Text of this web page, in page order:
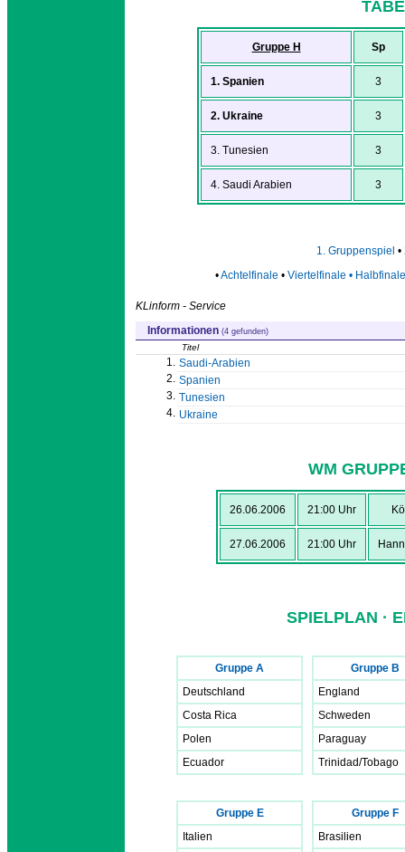
Gruppe H Sp
1. Spanien 3
2. Ukraine 3
3. Tunesien 3
4. Saudi Arabien 3
1. Gruppenspiel •
•Achtelfinale • Viertelfinale •
KLinform - Service
Informationen (4 gefunden)
Titel
1. Saudi-Arabien
2. Spanien
3. Tunesien
4. Ukraine
WM
26.06.2006 21:00 Uhr
27.06.2006 21:00 Uhr
SPIELPLAN ·
Gruppe A
Deutschland
Costa Rica
Polen
Ecuador
Gruppe B
England
Schweden
Paraguay
Trinidad/Tobago
Gruppe E
Italien
Gruppe F
Brasilien